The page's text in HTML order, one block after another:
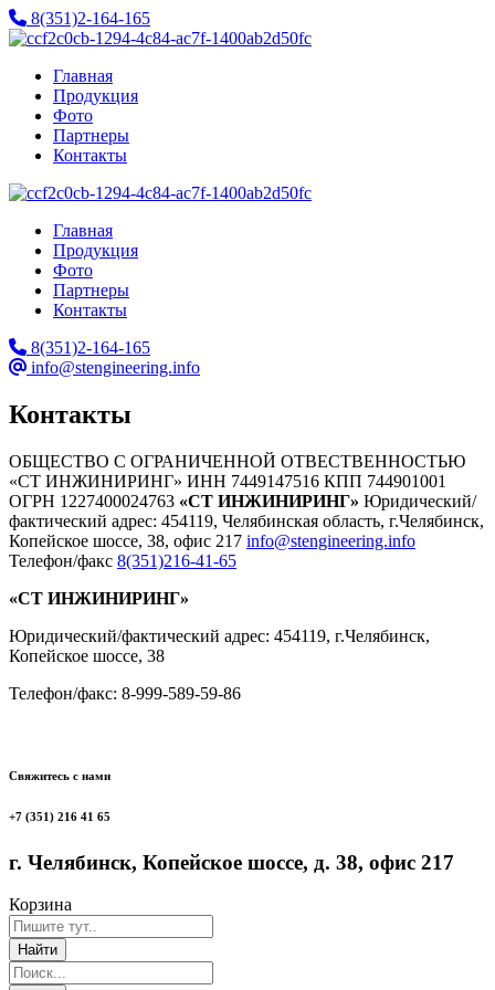
8(351)2-164-165
Главная
Продукция
Фото
Партнеры
Контакты
Главная
Продукция
Фото
Партнеры
Контакты
8(351)2-164-165
info@stengineering.info
Контакты
ОБЩЕСТВО С ОГРАНИЧЕННОЙ ОТВЕСТВЕННОСТЬЮ
«СТ ИНЖИНИРИНГ» ИНН 7449147516 КПП 744901001
ОГРН 1227400024763 «СТ ИНЖИНИРИНГ» Юридический/
фактический адрес: 454119, Челябинская область, г.Челябинск,
Копейское шоссе, 38, офис 217 info@stengineering.info
Телефон/факс 8(351)216-41-65
«СТ ИНЖИНИРИНГ»
Юридический/фактический адрес: 454119, г.Челябинск,
Копейское шоссе, 38
Телефон/факс: 8-999-589-59-86
Свяжитесь с нами
+7 (351) 216 41 65
г. Челябинск, Копейское шоссе, д. 38, офис 217
Корзина